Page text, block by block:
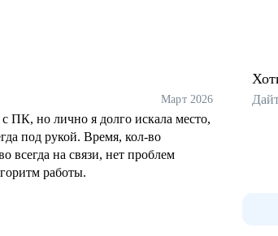
Март 2026
ПК, но лично я долго искала место,
под рукой. Время, кол-во
всегда на связи, нет проблем
работы.